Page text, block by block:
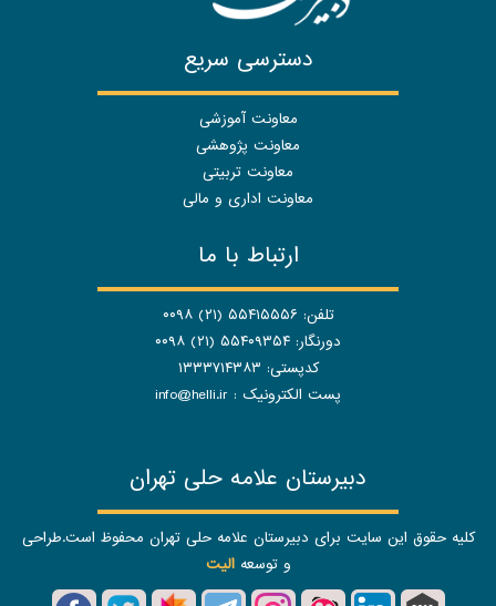
دسترسی سریع
معاونت آموزشی
معاونت پژوهشی
معاونت تربیتی
معاونت اداری و مالی
ارتباط با ما
تلفن: ۵۵۴۱۵۵۵۶ (۲۱) ۰۰۹۸
دورنگار: ۵۵۴۰۹۳۵۴ (۲۱) ۰۰۹۸
کدپستی: ۱۳۳۳۷۱۴۳۸۳
پست الکترونیک : info@helli.ir
دبیرستان علامه حلی تهران
کلیه حقوق این سایت برای دبیرستان علامه حلی تهران محفوظ است.طراحی
و توسعهالیت